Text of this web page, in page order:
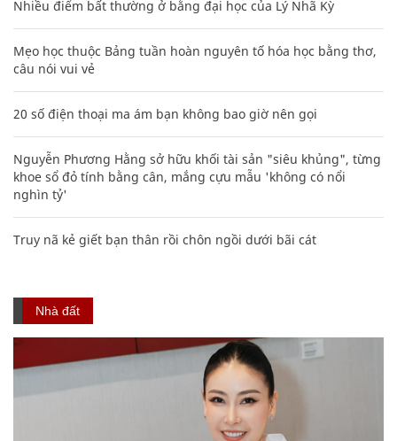
Nhiều điểm bất thường ở bằng đại học của Lý Nhã Kỳ
Mẹo học thuộc Bảng tuần hoàn nguyên tố hóa học bằng thơ,
câu nói vui vẻ
20 số điện thoại ma ám bạn không bao giờ nên gọi
Nguyễn Phương Hằng sở hữu khối tài sản "siêu khủng", từng
khoe sổ đỏ tính bằng cân, mắng cựu mẫu 'không có nổi
nghìn tỷ'
Truy nã kẻ giết bạn thân rồi chôn ngồi dưới bãi cát
Nhà đất